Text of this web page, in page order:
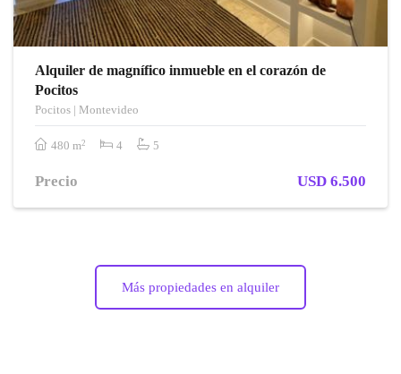
Alquiler de magnífico inmueble en el corazón de
Pocitos
Pocitos | Montevideo
480 m2 4 5
Precio USD 6.500
Más propiedades en alquiler